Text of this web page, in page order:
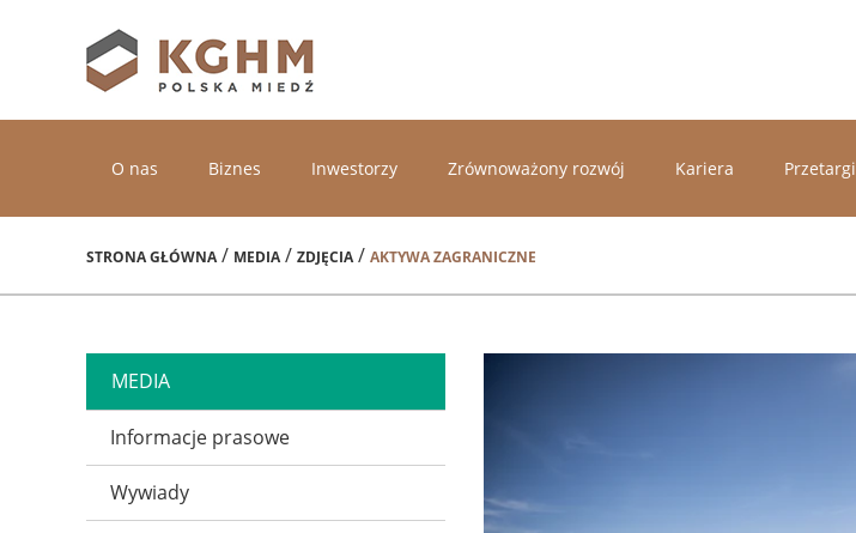
O nas Biznes Inwestorzy Zrównoważony rozwój Kariera Przetargi
STRONA GŁÓWNA/ MEDIA/ ZDJĘCIA/ AKTYWA ZAGRANICZNE
MEDIA
Informacje prasowe
Wywiady